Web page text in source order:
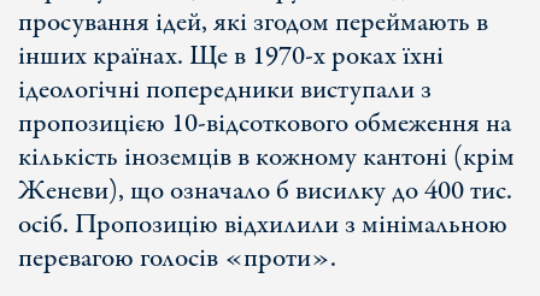
просування ідей, які згодом переймають в
інших країнах. Ще в 1970-х роках їхні
ідеологічні попередники виступали з
пропозицією 10-відсоткового обмеження на
кількість іноземців в кожному кантоні (крім
Женеви), що означало б висилку до 400 тис.
осіб. Пропозицію відхилили з мінімальною
перевагою голосів «проти».